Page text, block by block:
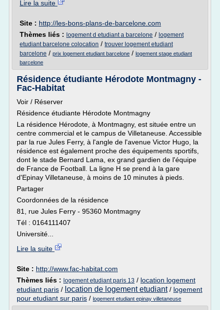
Lire la suite
Site : http://les-bons-plans-de-barcelone.com
Thèmes liés : logement d etudiant a barcelone / logement
etudiant barcelone colocation / trouver logement etudiant
barcelone / prix logement etudiant barcelone / logement stage etudiant
barcelone
Résidence étudiante Hérodote Montmagny -
Fac-Habitat
Voir / Réserver
Résidence étudiante Hérodote Montmagny
La résidence Hérodote, à Montmagny, est située entre un
centre commercial et le campus de Villetaneuse. Accessible
par la rue Jules Ferry, à l'angle de l'avenue Victor Hugo, la
résidence est également proche des équipements sportifs,
dont le stade Bernard Lama, ex grand gardien de l'équipe
de France de Football. La ligne H se prend à la gare
d'Epinay Villetaneuse, à moins de 10 minutes à pieds.
Partager
Coordonnées de la résidence
81, rue Jules Ferry - 95360 Montmagny
Tél : 0164111407
Université...
Lire la suite
Site : http://www.fac-habitat.com
Thèmes liés : logement etudiant paris 13 / location logement
etudiant paris / location de logement etudiant/ logement
pour etudiant sur paris / logement etudiant epinay villetaneuse